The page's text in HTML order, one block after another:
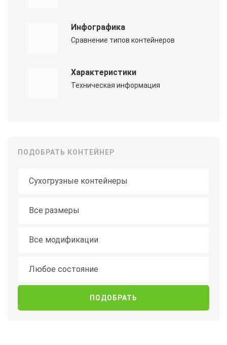
Инфографика
Сравнение типов контейнеров
Характеристики
Техническая информация
ПОДОБРАТЬ КОНТЕЙНЕР
Все размеры
Все модификации
Любое состояние